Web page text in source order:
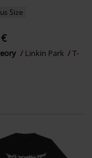
Size
Linkin Park
T-